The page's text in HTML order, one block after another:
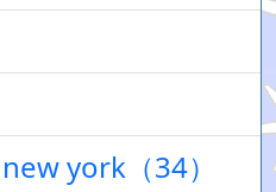
york（34）